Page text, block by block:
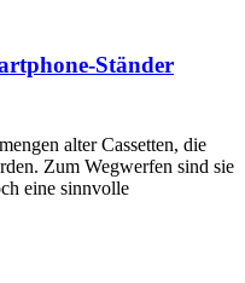
Ständer
alter Cassetten, die
Zum Wegwerfen sind sie
eine sinnvolle